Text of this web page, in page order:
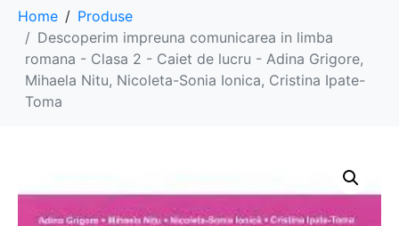
Home
Produse
Descoperim impreuna comunicarea in limba
romana - Clasa 2 - Caiet de lucru - Adina Grigore,
Mihaela Nitu, Nicoleta-Sonia Ionica, Cristina Ipate-
Toma